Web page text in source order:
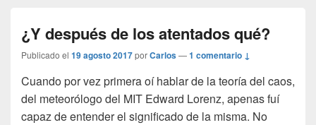
¿Y después de los atentados qué?
Publicado el 19 agosto 2017porCarlos—1 comentario ↓
Cuando por vez primera oí hablar de la teoría del caos,
del meteorólogo del MIT Edward Lorenz, apenas fuí
capaz de entender el significado de la misma. No